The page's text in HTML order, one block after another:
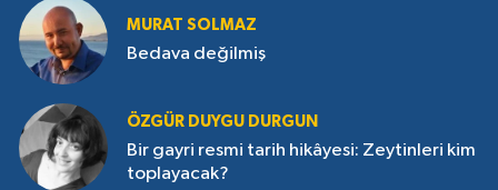
MURAT SOLMAZ
Bedava değilmiş
ÖZGÜR DUYGU DURGUN
Bir gayri resmi tarih hikâyesi: Zeytinleri kim
toplayacak?